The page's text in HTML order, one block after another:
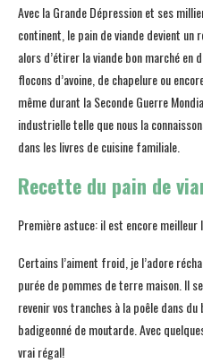
Avec la Grande Dépression et ses
continent, le pain de viande devient
alors d’étirer la viande bon marché en
flocons d’avoine, de chapelure ou
même durant la Seconde Guerre
industrielle telle que nous la
dans les livres de cuisine familiale.
Recette du pain de
Première astuce: il est encore meilleur
Certains l’aiment froid, je l’adore
purée de pommes de terre maison. Il
revenir vos tranches à la poêle dans
badigeonné de moutarde. Avec
vrai régal!